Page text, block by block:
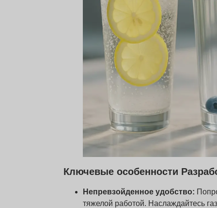
Ключевые особенности
Непревзойденное удобство:
тяжелой работой. Наслаждайтесь